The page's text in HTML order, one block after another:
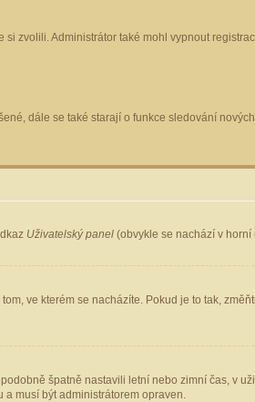
zvolili. Administrátor také mohl vypnout
dále se také starají o funkce sledování
Uživatelský panel (obvykle se nachází v
ve kterém se nacházíte. Pokud je to tak,
špatně nastavili letní nebo zimní čas, v
musí být administrátorem opraven.